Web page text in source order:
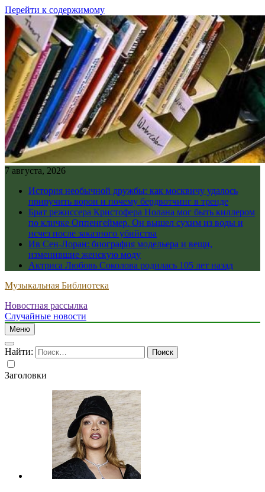
Перейти к содержимому
7 августа, 2026
История необычной дружбы: как москвичу удалось
приручить ворон и почему бердвотчинг в тренде
Брат режиссера Кристофера Нолана мог быть киллером
по кличке Оппенгеймер. Он вышел сухим из воды и
исчез после заказного убийства
Ив Сен-Лоран: биография модельера и вещи,
изменившие женскую моду
Актриса Любовь Соколова родилась 105 лет назад
Музыкальная Библиотека
Новостная рассылка
Случайные новости
Меню
Найти:
Заголовки